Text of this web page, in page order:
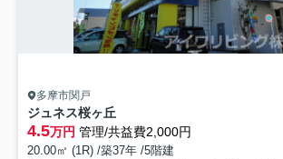
多摩市関戸
ジュネス桜ヶ丘
4.5万円 管理/共益費2,000円
20.00㎡ (1R) /築37年 /5階建